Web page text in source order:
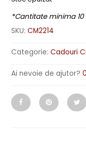
*Cantitate minima
SKU:CM2214
Categorie:Cadouri
Ai nevoie de ajutor?